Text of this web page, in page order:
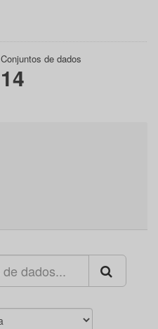
Conjuntos de dados
14